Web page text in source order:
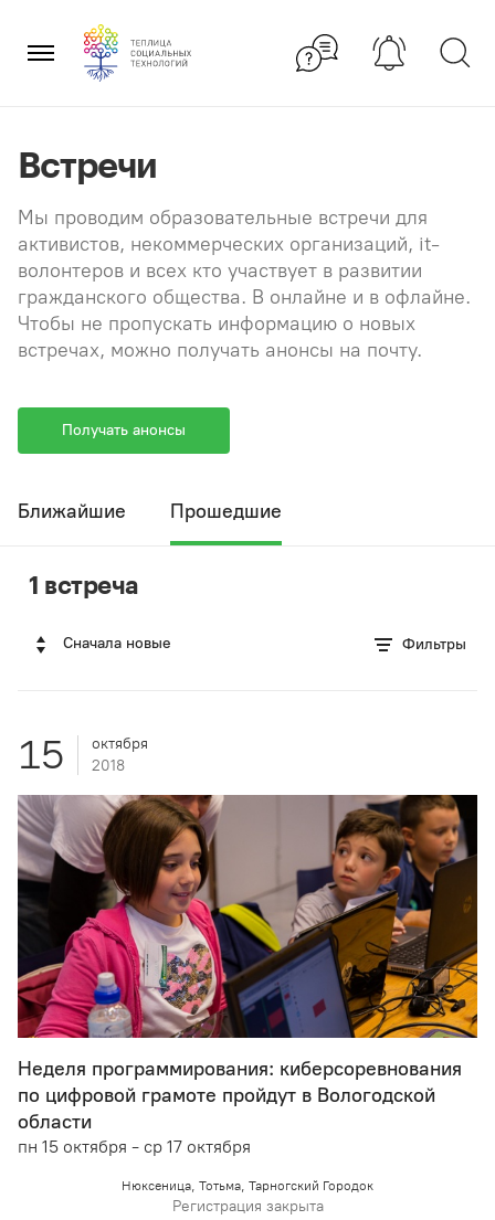
содержанию
×
Встречи
Мы проводим образовательные встречи для
активистов, некоммерческих организаций, it-
волонтеров и всех кто участвует в развитии
гражданского общества. В онлайне и в офлайне.
Чтобы не пропускать информацию о новых
встречах, можно получать анонсы на почту.
Получать анонсы
Ближайшие Прошедшие
1 встреча
Сначала новые Фильтры
15
октября
2018
Неделя программирования: киберсоревнования
по цифровой грамоте пройдут в Вологодской
области
пн 15 октября - ср 17 октября
Нюксеница, Тотьма, Тарногский Городок
Регистрация закрыта